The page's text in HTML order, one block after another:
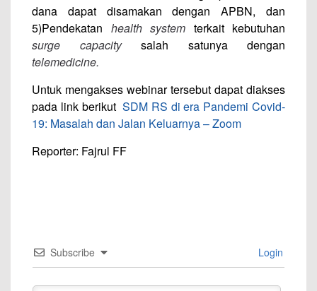
dana dapat disamakan dengan APBN, dan
5)Pendekatan health system terkait kebutuhan
surge capacitysalah satunya dengan
telemedicine.
Untuk mengakses webinar tersebut dapat diakses
pada link berikutSDM RS di era Pandemi Covid-
19: Masalah dan Jalan Keluarnya – Zoom
Reporter: Fajrul FF
Subscribe Login